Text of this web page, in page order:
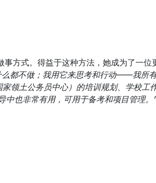
方式。得益于这种方法，她成为了一位
么都不做；我用它来思考和行动——我所
领土公务员中心）的培训规划、学校工
也非常有用，可用于备考和项目管理。